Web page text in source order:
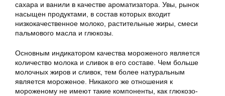
сахара и ванили в качестве ароматизатора. Увы, рынок
насыщен продуктами, в состав которых входит
низкокачественное молоко, растительные жиры, смеси
пальмового масла и глюкозы.
Основным индикатором качества мороженого является
количество молока и сливок в его составе. Чем больше
молочных жиров и сливок, тем более натуральным
является мороженое. Никакого же отношения к
мороженому не имеют такие компоненты, как глюкозо-